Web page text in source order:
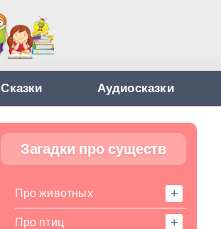
Сказки Аудиосказки
Загадки про существ
Про животных
Про птиц